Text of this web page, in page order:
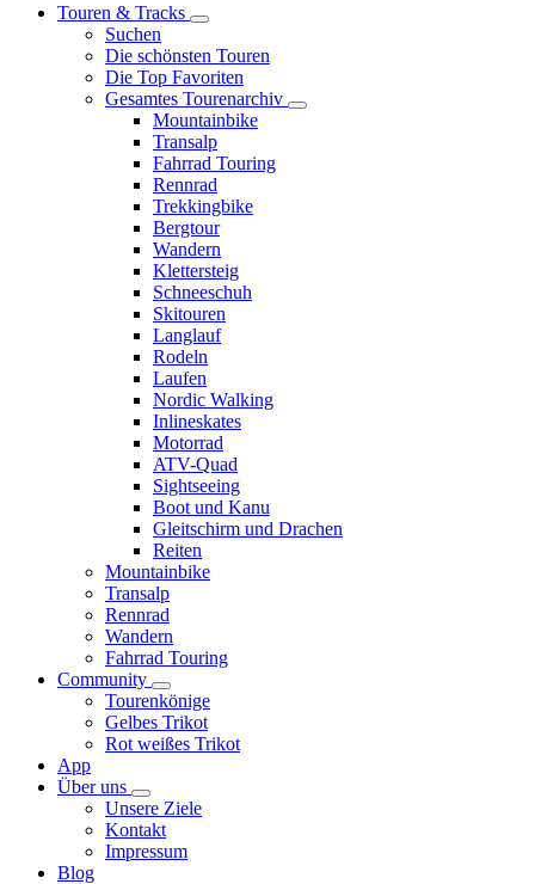
Touren & Tracks
Suchen
Die schönsten Touren
Die Top Favoriten
Gesamtes Tourenarchiv
Mountainbike
Transalp
Fahrrad Touring
Rennrad
Trekkingbike
Bergtour
Wandern
Klettersteig
Schneeschuh
Skitouren
Langlauf
Rodeln
Laufen
Nordic Walking
Inlineskates
Motorrad
ATV-Quad
Sightseeing
Boot und Kanu
Gleitschirm und Drachen
Reiten
Mountainbike
Transalp
Rennrad
Wandern
Fahrrad Touring
Community
Tourenkönige
Gelbes Trikot
Rot weißes Trikot
App
Über uns
Unsere Ziele
Kontakt
Impressum
Blog